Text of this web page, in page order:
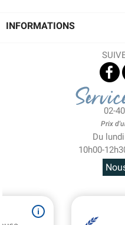
INFORMATIONS
02-
Prix
Du
10h00-